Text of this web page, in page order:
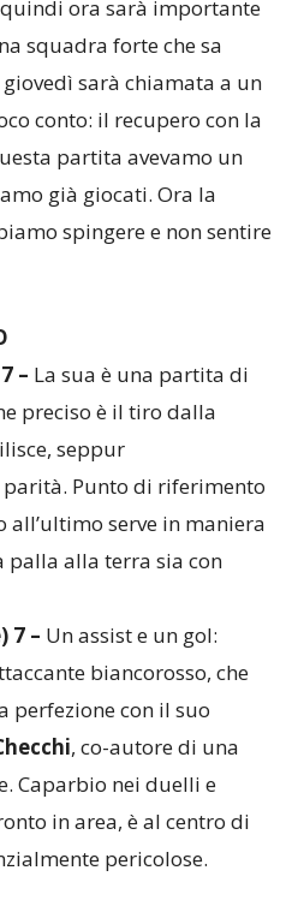
–. Quello di oggi, invece,
ora sarà importante
squadra forte che sa
sarà chiamata a un
conto: il recupero con la
partita avevamo un
già giocati. Ora la
spingere e non sentire
–La sua è una partita di
preciso è il tiro dalla
seppur
Punto di riferimento
serve in maniera
alla terra sia con
7 –Un assist e un gol:
biancorosso, che
perfezione con il suo
, co-autore di una
Caparbio nei duelli e
in area, è al centro di